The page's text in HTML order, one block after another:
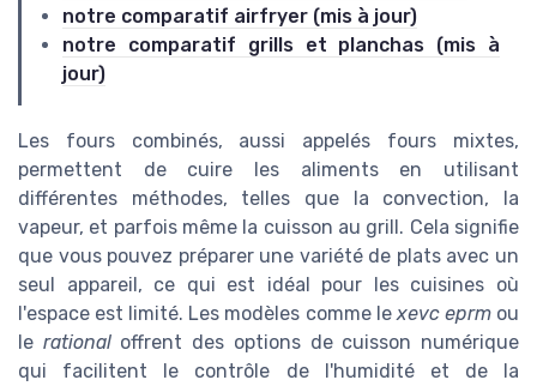
notre comparatif airfryer (mis à jour)
notre comparatif grills et planchas (mis à
jour)
Les fours combinés, aussi appelés fours mixtes,
permettent de cuire les aliments en utilisant
différentes méthodes, telles que la convection, la
vapeur, et parfois même la cuisson au grill. Cela signifie
que vous pouvez préparer une variété de plats avec un
seul appareil, ce qui est idéal pour les cuisines où
l'espace est limité. Les modèles comme le xevc eprmou
le rationaloffrent des options de cuisson numérique
qui facilitent le contrôle de l'humidité et de la